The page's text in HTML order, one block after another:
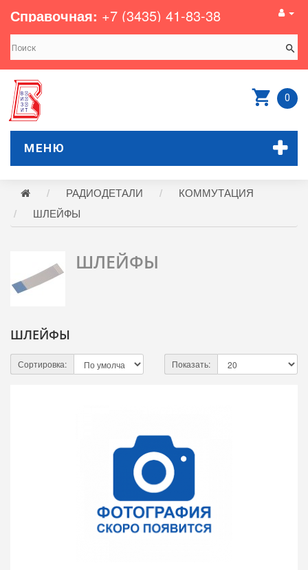
Справочная: +7 (3435) 41-83-38
0
МЕНЮ
РАДИОДЕТАЛИ
КОММУТАЦИЯ
ШЛЕЙФЫ
ШЛЕЙФЫ
ШЛЕЙФЫ
Сортировка: Показать: